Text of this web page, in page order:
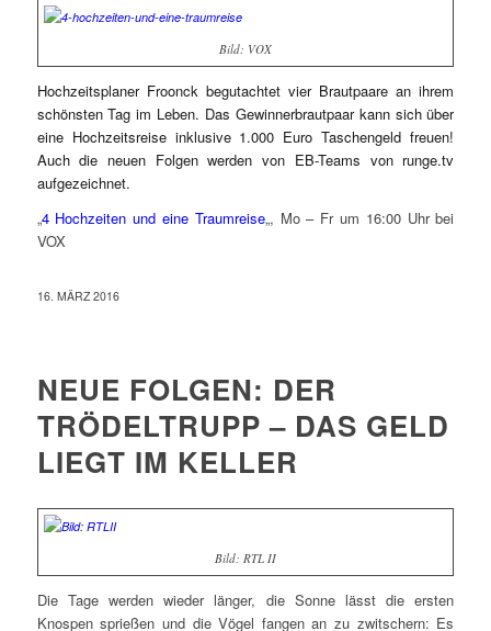
Bild: VOX
Hochzeitsplaner Froonck begutachtet vier Brautpaare an ihrem
schönsten Tag im Leben. Das Gewinnerbrautpaar kann sich über
eine Hochzeitsreise inklusive 1.000 Euro Taschengeld freuen!
Auch die neuen Folgen werden von EB-Teams von runge.tv
aufgezeichnet.
„4 Hochzeiten und eine Traumreise„, Mo – Fr um 16:00 Uhr bei
VOX
16. MÄRZ 2016
NEUE FOLGEN: DER
TRÖDELTRUPP – DAS GELD
LIEGT IM KELLER
Bild: RTL II
Die Tage werden wieder länger, die Sonne lässt die ersten
Knospen sprießen und die Vögel fangen an zu zwitschern: Es